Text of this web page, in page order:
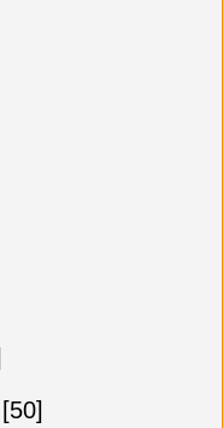
[50]